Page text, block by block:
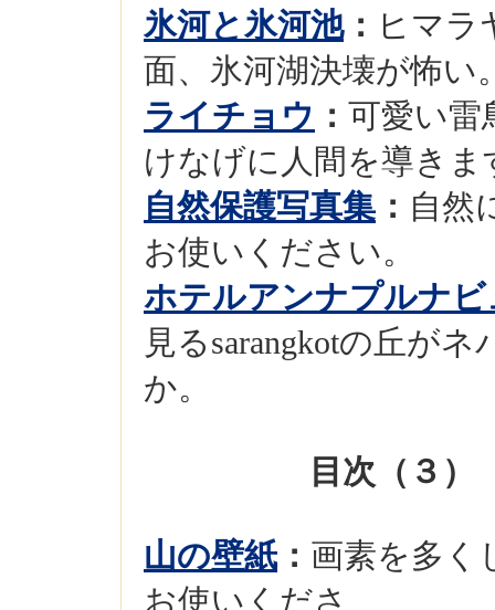
氷河と氷河池： ヒマラ
面、氷河湖決壊が怖い
ライチョウ ： 可愛い雷
けなげに人間を導きま
自然保護写真集 ： 自然
お使いください。
ホテルアンナプルナビ
見るsarangkotの丘が
か。
目次（３）
山の壁紙： 画素を多く
お使いくださ